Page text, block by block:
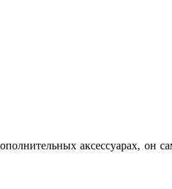
аксессуарах, он